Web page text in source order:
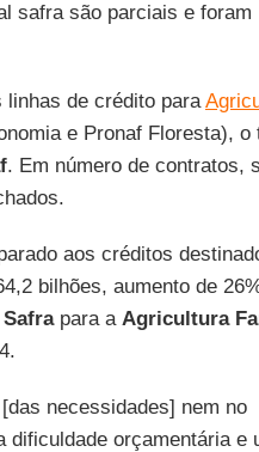
safra são parciais e foram
de crédito para
e Pronaf Floresta), o
. Em número de contratos,
aos créditos
bilhões, aumento de
para a Agricultura
necessidades] nem no
dificuldade orçamentária e